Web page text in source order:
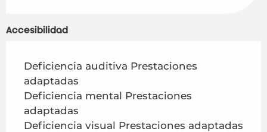
Accesibilidad
Deficiencia auditiva Prestaciones
adaptadas
Deficiencia mental Prestaciones
adaptadas
Deficiencia visual Prestaciones adaptadas